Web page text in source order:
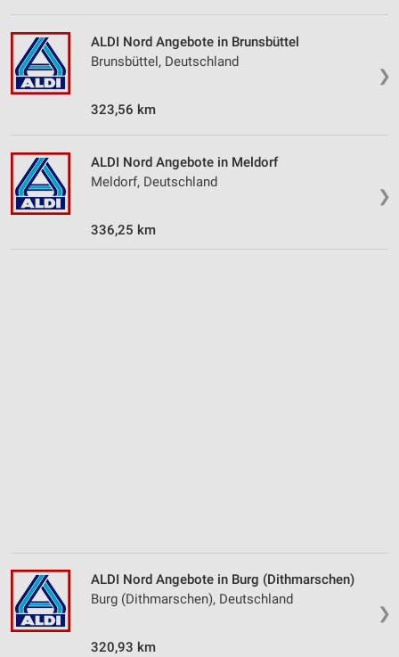
❯
ALDI Nord Angebote in Brunsbüttel
Brunsbüttel, Deutschland
323,56 km
❯
ALDI Nord Angebote in Meldorf
Meldorf, Deutschland
336,25 km
❯
ALDI Nord Angebote in Burg (Dithmarschen)
Burg (Dithmarschen), Deutschland
320,93 km